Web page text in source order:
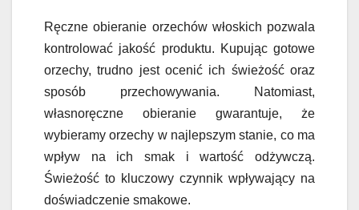
Ręczne obieranie orzechów włoskich pozwala
kontrolować jakość produktu. Kupując gotowe
orzechy, trudno jest ocenić ich świeżość oraz
sposób przechowywania. Natomiast,
własnoręczne obieranie gwarantuje, że
wybieramy orzechy w najlepszym stanie, co ma
wpływ na ich smak i wartość odżywczą.
Świeżość to kluczowy czynnik wpływający na
doświadczenie smakowe.